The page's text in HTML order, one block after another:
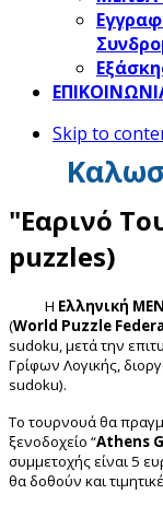
Skip to
"Εαρινό
puzzles)
Η Ελληνική
(World Puzzle
sudoku, μετά την
Γρίφων Λογικής,
sudoku).
Το τουρνουά θα
ξενοδοχείο “Athens
συμμετοχής είναι 5
θα δοθούν και